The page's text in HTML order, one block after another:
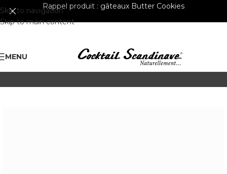
Skip to navigation
Skip to main content
Rappel produit : gâteaux Butter Cookies
MENU